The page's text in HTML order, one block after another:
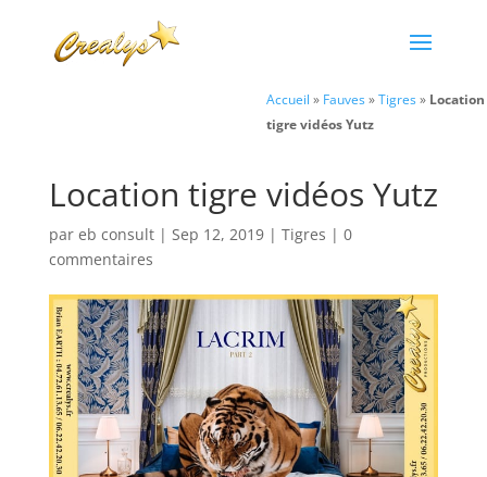
Accueil » Fauves»Tigres» Location
tigre vidéos Yutz
Location tigre vidéos Yutz
par eb consult| Sep 12, 2019| Tigres | 0
commentaires